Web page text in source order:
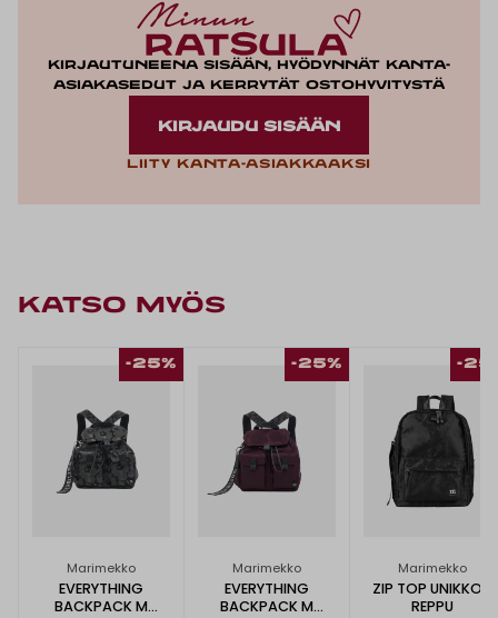
Kirjautuneena sisään, hyödynnät kanta-
asiakasedut ja kerrytät ostohyvitystä
KIRJAUDU SISÄÄN
Liity kanta-asiakkaaksi
KATSO MYÖS
-25%
Marimekko
EVERYTHING
BACKPACK M
-25%
Marimekko
EVERYTHING
BACKPACK M
-
Marimekko
ZIP TOP UNIKKO -
REPPU